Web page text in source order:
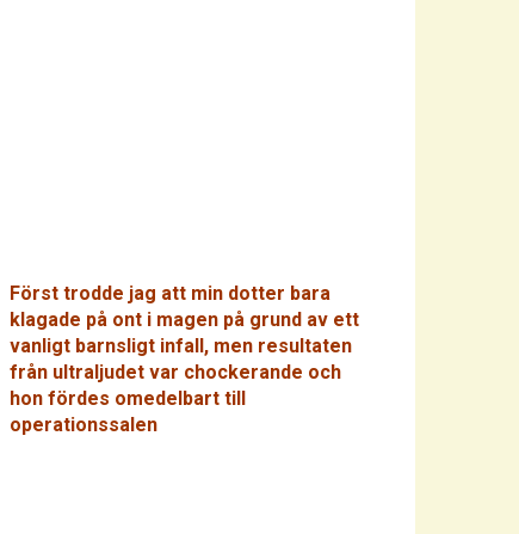
Först trodde jag att min dotter bara
klagade på ont i magen på grund av ett
vanligt barnsligt infall, men resultaten
från ultraljudet var chockerande och
hon fördes omedelbart till
operationssalen